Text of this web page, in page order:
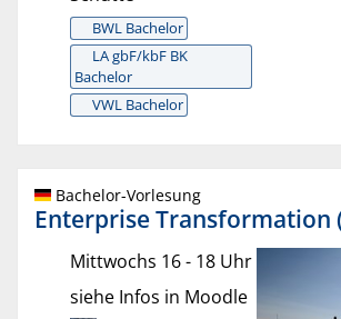
BWL Bachelor
LA gbF/kbF BK
Bachelor
VWL Bachelor
Bachelor-Vorlesung
Enterprise Transformation
Mittwochs 16 - 18 Uhr
siehe Infos in Moodle